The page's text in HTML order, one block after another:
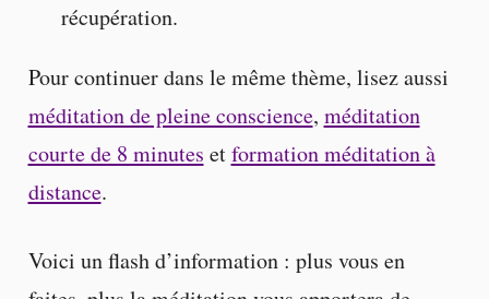
récupération.
Pour continuer dans le même thème, lisez aussi
méditation de pleine conscience, méditation
courte de 8 minutes etformation méditation à
distance.
Voici un flash d’information : plus vous en